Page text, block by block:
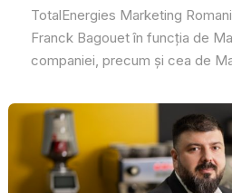
TotalEnergies Marketing
Franck Bagouet în funcția de
companiei, precum și cea de